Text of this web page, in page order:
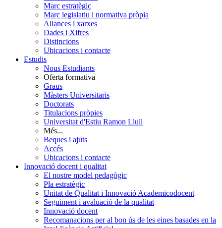
Marc estratègic
Marc legislatiu i normativa pròpia
Aliances i xarxes
Dades i Xifres
Distincions
Ubicacions i contacte
Estudis
Nous Estudiants
Oferta formativa
Graus
Màsters Universitaris
Doctorats
Titulacions pròpies
Universitat d'Estiu Ramon Llull
Més...
Beques i ajuts
Accés
Ubicacions i contacte
Innovació docent i qualitat
El nostre model pedagògic
Pla estratègic
Unitat de Qualitat i Innovació Academicodocent
Seguiment i avaluació de la qualitat
Innovació docent
Recomanacions per al bon ús de les eines basades en la